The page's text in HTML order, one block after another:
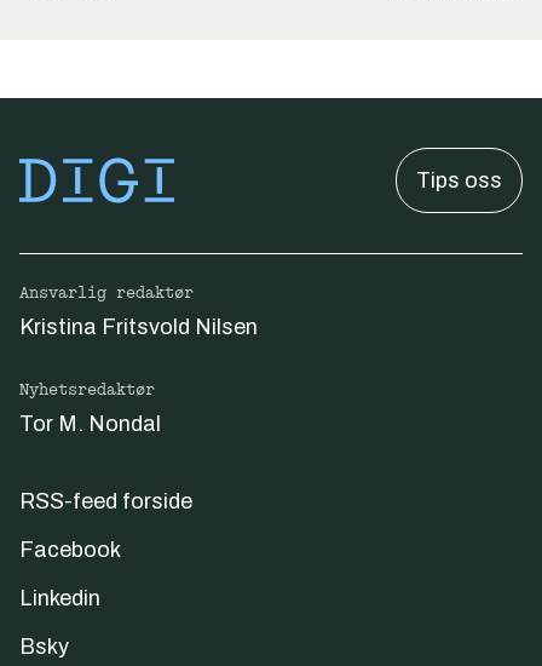
Tips oss
Ansvarlig redaktør
Kristina Fritsvold Nilsen
Nyhetsredaktør
Tor M. Nondal
RSS-feed forside
Facebook
Linkedin
Bsky